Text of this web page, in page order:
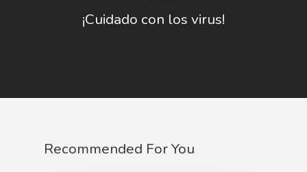
¡Cuidado con los virus!
Recommended For You